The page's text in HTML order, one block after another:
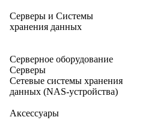
Серверы и Системы
хранения данных
Серверное оборудование
Серверы
Сетевые системы хранения
данных (NAS-устройства)
Аксессуары